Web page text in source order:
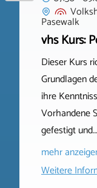
Pasewalk
vhs Kurs:
Dieser Kurs
Grundlagen
ihre
Vorhandene
gefestigt und…
mehr
Weitere